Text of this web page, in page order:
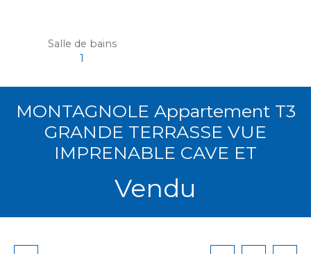
Salle de bains
1
MONTAGNOLE Appartement T3
GRANDE TERRASSE VUE
IMPRENABLE CAVE ET
Vendu